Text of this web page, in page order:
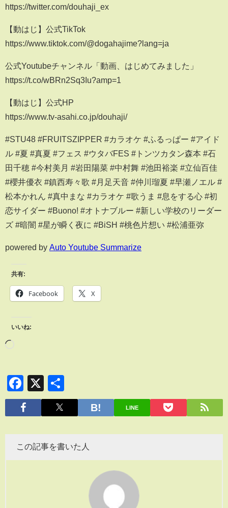
https://twitter.com/douhaji_ex
【動はじ】公式TikTok
https://www.tiktok.com/@dogahajime?lang=ja
公式Youtubeチャンネル「動画、はじめてみました」
https://t.co/wBRn2Sq3Iu?amp=1
【動はじ】公式HP
https://www.tv-asahi.co.jp/douhaji/
#STU48 #FRUITSZIPPER #カラオケ #ふるっぱー #アイド
ル #夏 #真夏 #フェス #ウタバFES #トンツカタン森本 #石
田千穂 #今村美月 #岩田陽菜 #中村舞 #池田裕楽 #立仙百佳
#櫻井優衣 #鎮西寿々歌 #月足天音 #仲川瑠夏 #早瀬ノエル #
松本かれん #真中まな #カラオケ #歌うま #息をする心 #初
恋サイダー #Buono! #オトナブルー #新しい学校のリーダー
ズ #暗闇 #星が瞬く夜に #BiSH #桃色片想い #松浦亜弥
powered by Auto Youtube Summarize
共有:
Facebook X
いいね:
Facebook
X
有
LINE
この記事を書いた人